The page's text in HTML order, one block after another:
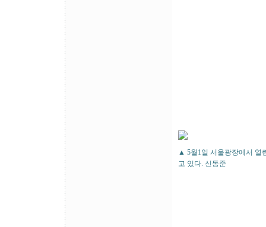
▲ 5월1일 서울광장에서 열
고 있다. 신동준